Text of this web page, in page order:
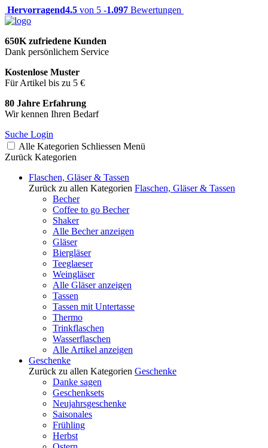
Hervorragend4.5 von 5 -1.097 Bewertungen
650K zufriedene Kunden
Dank persönlichem Service
Kostenlose Muster
Für Artikel bis zu 5 €
80 Jahre Erfahrung
Wir kennen Ihren Bedarf
Suche Login
Alle Kategorien Schliessen Menü
Zurück Kategorien
Flaschen, Gläser & Tassen
Zurück zu allen Kategorien Flaschen, Gläser & Tassen
Becher
Coffee to go Becher
Shaker
Alle Becher anzeigen
Gläser
Biergläser
Teeglaeser
Weingläser
Alle Gläser anzeigen
Tassen
Tassen mit Untertasse
Thermo
Trinkflaschen
Wasserflaschen
Alle Artikel anzeigen
Geschenke
Zurück zu allen Kategorien Geschenke
Danke sagen
Geschenksets
Neujahrsgeschenke
Saisonales
Frühling
Herbst